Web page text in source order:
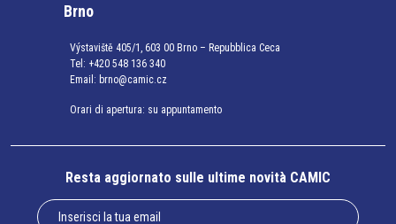
Brno
Výstaviště 405/1, 603 00 Brno – Repubblica Ceca
Tel: +420 548 136 340
Email: brno@camic.cz
Orari di apertura: su appuntamento
Resta aggiornato sulle ultime novità CAMIC